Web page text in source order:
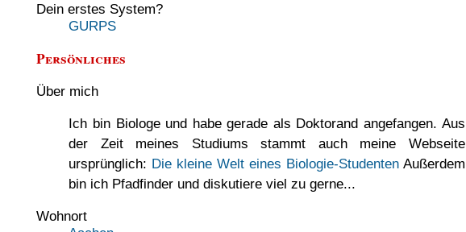
Dein erstes System?
GURPS
Persönliches
Über mich
Ich bin Biologe und habe gerade als Doktorand angefangen. Aus
der Zeit meines Studiums stammt auch meine Webseite
ursprünglich: Die kleine Welt eines Biologie-StudentenAußerdem
bin ich Pfadfinder und diskutiere viel zu gerne...
Wohnort